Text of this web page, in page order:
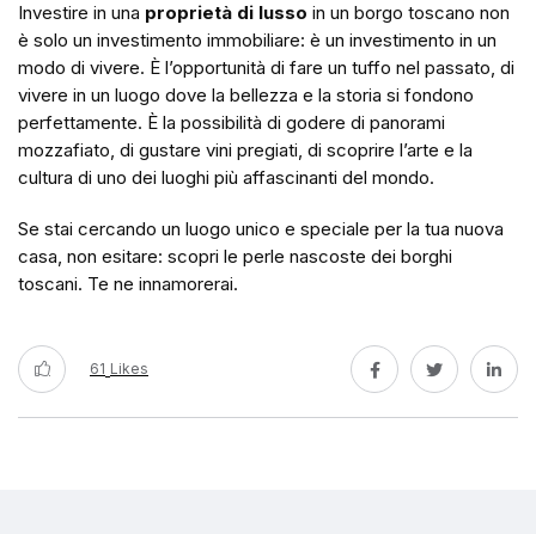
Investire in una proprietà di lusso in un borgo toscano non
è solo un investimento immobiliare: è un investimento in un
modo di vivere. È l’opportunità di fare un tuffo nel passato, di
vivere in un luogo dove la bellezza e la storia si fondono
perfettamente. È la possibilità di godere di panorami
mozzafiato, di gustare vini pregiati, di scoprire l’arte e la
cultura di uno dei luoghi più affascinanti del mondo.
Se stai cercando un luogo unico e speciale per la tua nuova
casa, non esitare: scopri le perle nascoste dei borghi
toscani. Te ne innamorerai.
61 Likes